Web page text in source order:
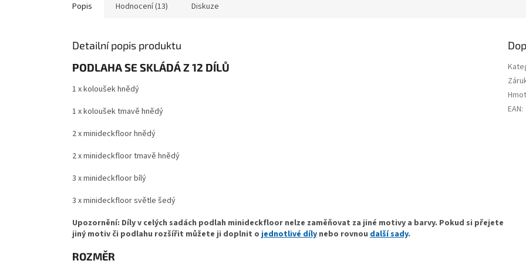
Popis Hodnocení (13) Diskuze
Detailní popis produktu
PODLAHA SE SKLÁDÁ Z 12 DÍLŮ
1 x koloušek hnědý
1 x koloušek tmavě hnědý
2 x minideckfloor hnědý
2 x minideckfloor tmavě hnědý
3 x minideckfloor bílý
3 x minideckfloor světle šedý
Upozornění: Díly v celých sadách podlah minideckfloor nelze zaměňovat za jiné motivy a barvy. Pokud si přejete
jiný motiv či podlahu rozšířit můžete ji doplnit ojednotlivé díly nebo rovnou další sady.
ROZMĚR
EAN: